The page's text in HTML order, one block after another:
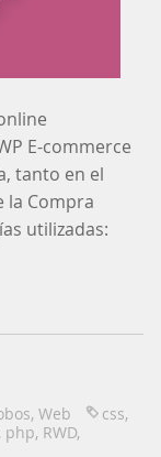
E-commerce
tanto en el
la Compra
utilizadas:
, Web css,
php, RWD,